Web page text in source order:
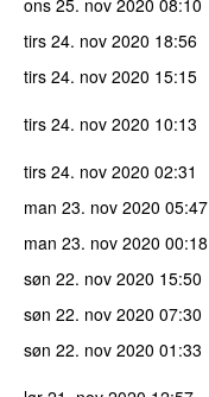
ons 25. nov 2020 08:10
tirs 24. nov 2020 18:56
tirs 24. nov 2020 15:15
tirs 24. nov 2020 10:13
tirs 24. nov 2020 02:31
man 23. nov 2020 05:47
man 23. nov 2020 00:18
søn 22. nov 2020 15:50
søn 22. nov 2020 07:30
søn 22. nov 2020 01:33